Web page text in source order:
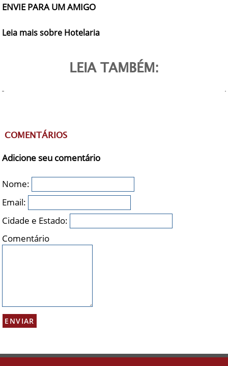
ENVIE PARA UM AMIGO
Leia mais sobre Hotelaria
LEIA TAMBÉM:
COMENTÁRIOS
Adicione seu comentário
Nome:
Email:
Cidade e Estado:
Comentário